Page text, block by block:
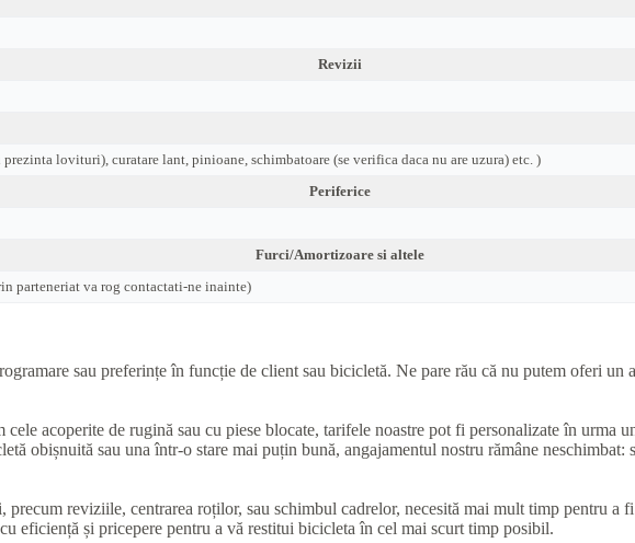
Revizii
lovituri), curatare lant, pinioane, schimbatoare (se verifica daca nu are uzura) etc. )
Periferice
Furci/Amortizoare si altele
parteneriat va rog contactati-ne inainte)
sau preferințe în funcție de client sau bicicletă. Ne pare rău că nu putem oferi
acoperite de rugină sau cu piese blocate, tarifele noastre pot fi personalizate în urma
obișnuită sau una într-o stare mai puțin bună, angajamentul nostru rămâne
precum reviziile, centrarea roților, sau schimbul cadrelor, necesită mai mult timp pentru a
eficiență și pricepere pentru a vă restitui bicicleta în cel mai scurt timp posibil.